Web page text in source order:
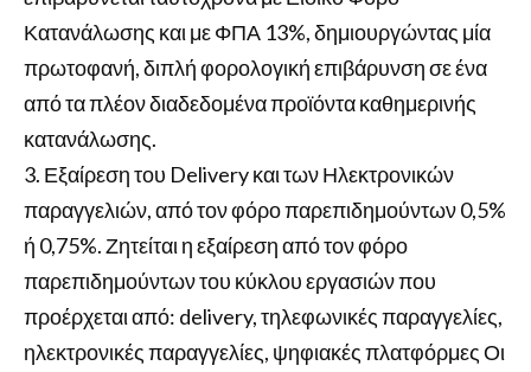
Κατανάλωσης και με ΦΠΑ 13%, δημιουργώντας μία
πρωτοφανή, διπλή φορολογική επιβάρυνση σε ένα
από τα πλέον διαδεδομένα προϊόντα καθημερινής
κατανάλωσης.
3. Εξαίρεση του Delivery και των Ηλεκτρονικών
παραγγελιών, από τον φόρο παρεπιδημούντων 0,5%
ή 0,75%. Ζητείται η εξαίρεση από τον φόρο
παρεπιδημούντων του κύκλου εργασιών που
προέρχεται από: delivery, τηλεφωνικές παραγγελίες,
ηλεκτρονικές παραγγελίες, ψηφιακές πλατφόρμες Οι